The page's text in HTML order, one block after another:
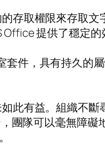
存取權限來存取
提供了穩定的
套件，具有持久的
此有益。組織不
團隊可以毫無障